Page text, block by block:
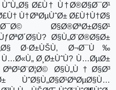
Ø£Ù† Ù†Ø®Ø§Ø¯Ø¹
Ù†ØªØµÙˆØ± Ø£Ù†Ù†Ø§
Ø§Ø®ØªØ±Ø§Ø¹
Ø§Ù„Ø¨Ø®Ø§Ø±
Ø·Ø±ÙŠÙ‚ Ø¬Ø¯Ù‰
Ù…Ø«Ù„ Ø¸Ø±ÙˆÙ? Ù…ØµØ±
Ø§Ù„Ù†Ø§Ø³